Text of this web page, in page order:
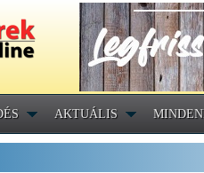
AKTUÁLIS